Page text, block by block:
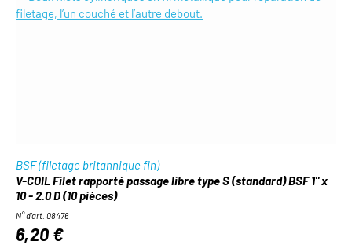
BSF (filetage britannique fin)
V-COIL Filet rapporté passage libre type S (standard) BSF 1" x
10 - 2.0 D (10 pièces)
N° d'art. 08476
6,20 €